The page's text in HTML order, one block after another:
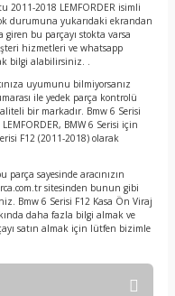
2011-2018 LEMFORDER isimli
durumuna yukarıdaki ekrandan
bu parçayı stokta varsa
hizmetleri ve whatsapp
bilgi alabilirsiniz. .
uyumunu bilmiyorsanız
ile yedek parça kontrolü
bir markadır. Bmw 6 Serisi
BMW 6 Serisi için
F12 (2011-2018) olarak
parça sayesinde aracınızın
sitesinden bunun gibi
Bmw 6 Serisi F12 Kasa Ön Viraj
daha fazla bilgi almak ve
satın almak için lütfen bizimle